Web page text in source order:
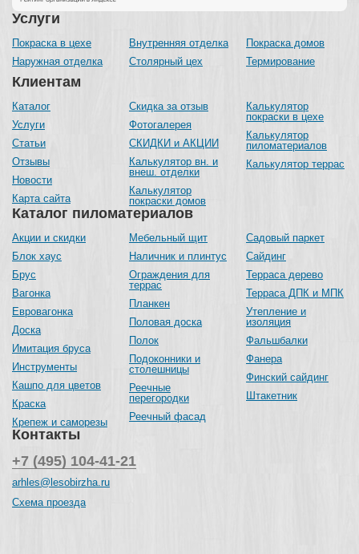
Каталог пиломатериалов
Акции и скидки
Блок хаус
Брус
Вагонка
Евровагонка
Доска
Имитация бруса
Инструменты
Кашпо для цветов
Краска
Крепеж и саморезы
Мебельный щит
Наличник и плинтус
Ограждения для
террас
Планкен
Половая доска
Полок
Подоконники и
столешницы
Реечные
перегородки
Реечный фасад
Садовый паркет
Сайдинг
Терраса дерево
Терраса ДПК и МПК
Утепление и
изоляция
Фальшбалки
Фанера
Финский сайдинг
Штакетник
Услуги
Покраска в цехе
Наружная отделка
Внутренняя отделка
Столярный цех
Покраска домов
Термирование
Клиентам
Каталог
Услуги
Статьи
Отзывы
Новости
Карта сайта
Скидка за отзыв
Фотогалерея
СКИДКИ и АКЦИИ
Калькулятор вн. и
внеш. отделки
Калькулятор
покраски домов
Калькулятор
покраски в цехе
Калькулятор
пиломатериалов
Калькулятор террас
Контакты
+7 (495) 104-41-21
arhles@lesobirzha.ru
Схема проезда